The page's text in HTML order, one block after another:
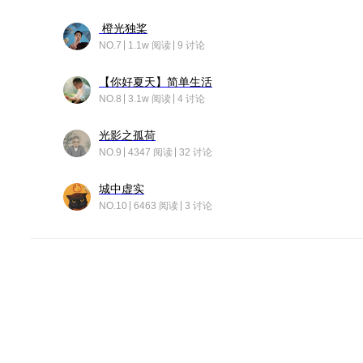
橙光独桨
NO.7 1.1w 阅读 9 讨论
【你好夏天】简单生活
NO.8 3.1w 阅读 4 讨论
光影之孤荷
NO.9 4347 阅读 32 讨论
城中虚实
NO.10 6463 阅读 3 讨论